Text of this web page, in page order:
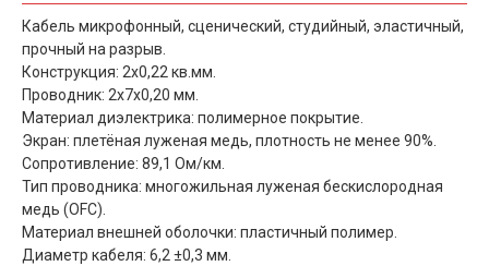
Кабель микрофонный, сценический, студийный, эластичный,
прочный на разрыв.
Конструкция: 2х0,22 кв.мм.
Проводник: 2х7х0,20 мм.
Материал диэлектрика: полимерное покрытие.
Экран: плетёная луженая медь, плотность не менее 90%.
Сопротивление: 89,1 Ом/км.
Тип проводника: многожильная луженая бескислородная
медь (OFC).
Материал внешней оболочки: пластичный полимер.
Диаметр кабеля: 6,2 ±0,3 мм.